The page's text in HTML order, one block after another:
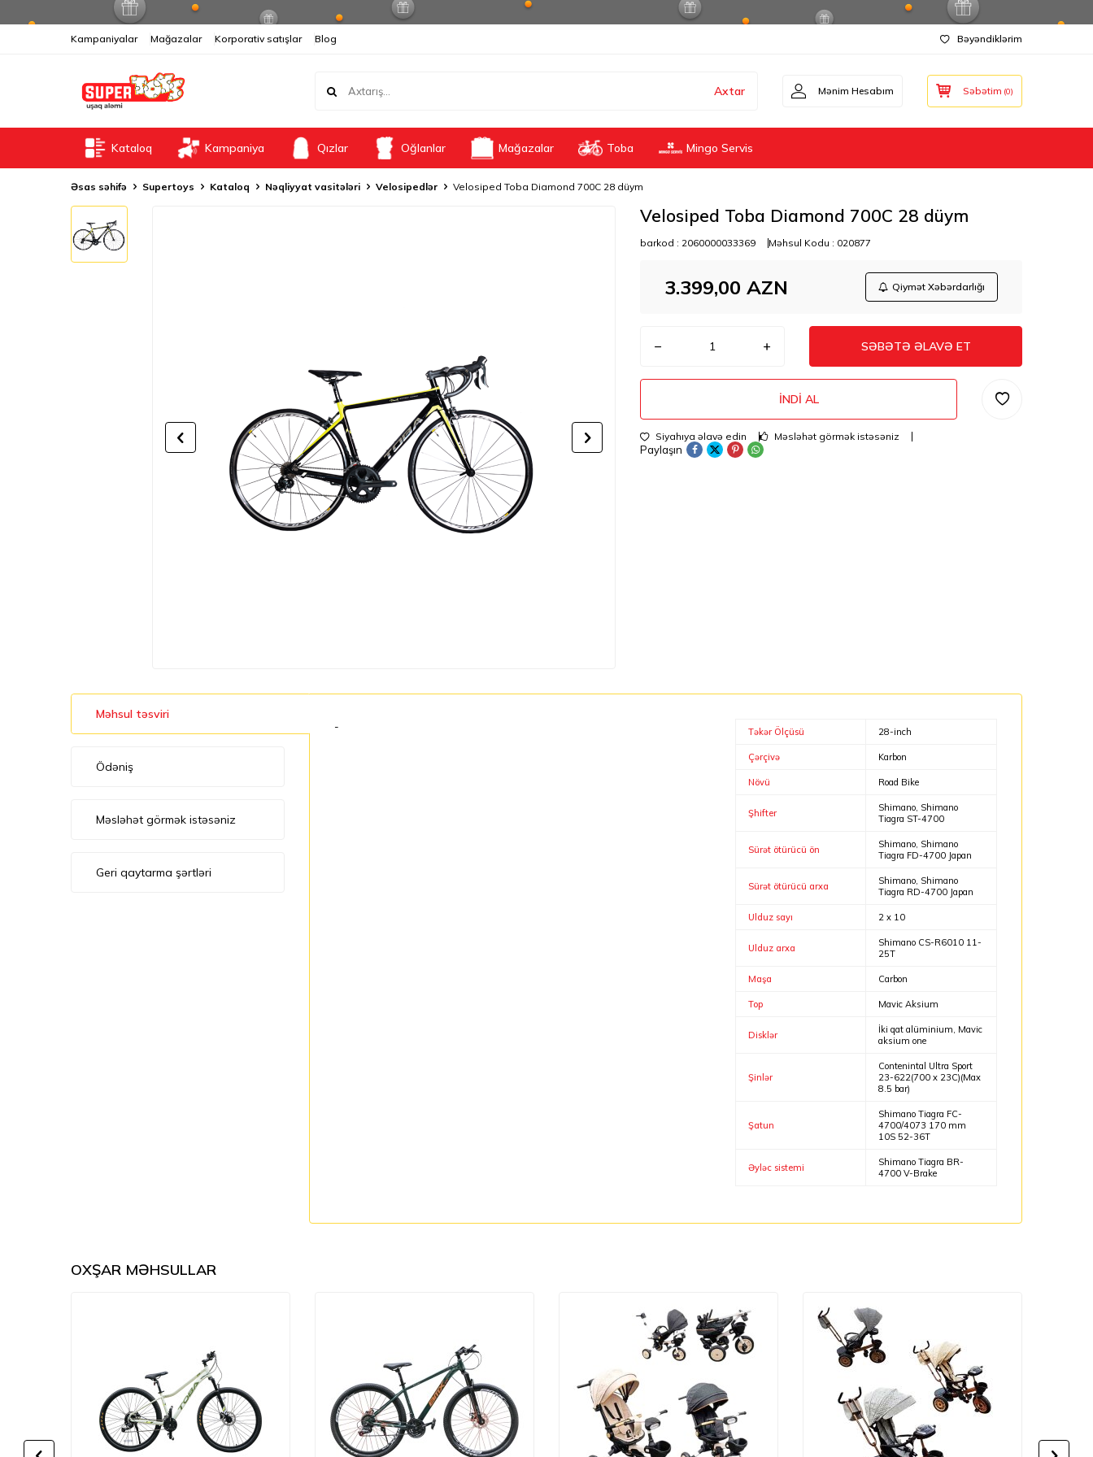
Kampaniyalar Mağazalar Korporativ satışlar Blog Bəyəndiklərim
Axtar Mənim Hesabım Səbətim (0)
Kataloq Kampaniya Qızlar Oğlanlar Mağazalar Toba Mingo Servis
Əsas səhifə Supertoys Kataloq Nəqliyyat vasitələri Velosipedlər Velosiped Toba Diamond 700C 28 düym
Velosiped Toba Diamond 700C 28 düym
barkod : 2060000033369 Məhsul Kodu : 020877
3.399,00 AZN Qiymət Xəbərdarlığı
SƏBƏTƏ ƏLAVƏ ET
İNDI AL
Siyahıya əlavə edin Məsləhət görmək istəsəniz
Paylaşın
Məhsul təsviri
Ödəniş
Məsləhət görmək istəsəniz
Geri qaytarma şərtləri
- Təkər Ölçüsü 28-inch
Çərçivə Karbon
Növü Road Bike
Şhifter
Shimano, Shimano
Tiagra ST-4700
Sürət ötürücü ön
Shimano, Shimano
Tiagra FD-4700 Japan
Sürət ötürücü arxa
Shimano, Shimano
Tiagra RD-4700 Japan
Ulduz sayı 2 x 10
Ulduz arxa
Shimano CS-R6010 11-
25T
Maşa Carbon
Top Mavic Aksium
Disklər
İki qat alüminium, Mavic
aksium one
Şinlər
Contenintal Ultra Sport
23-622(700 x 23C)(Max
8.5 bar)
Şatun
Shimano Tiagra FC-
4700/4073 170 mm
10S 52-36T
Əyləc sistemi
Shimano Tiagra BR-
4700 V-Brake
OXŞAR MƏHSULLAR